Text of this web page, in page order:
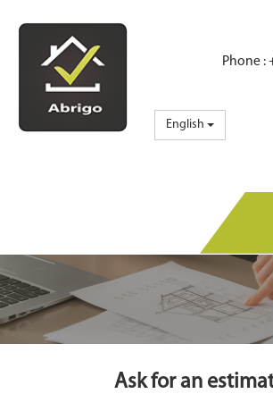
Phone:
English
Ask for an